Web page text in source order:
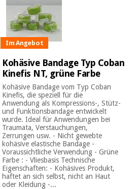
Im Angebot
Kohäsive Bandage Typ Coban
Kinefis NT, grüne Farbe
Kohäsive Bandage vom Typ Coban
Kinefis, die speziell für die
Anwendung als Kompressions-, Stütz-
und Funktionsbandage entwickelt
wurde. Ideal für Anwendungen bei
Traumata, Verstauchungen,
Zerrungen usw. - Nicht gewebte
kohäsive elastische Bandage -
Voraussichtliche Verwendung - Grüne
Farbe : - Vliesbasis Technische
Eigenschaften: - Kohäsives Produkt,
haftet an sich selbst, nicht an Haut
oder Kleidung -...